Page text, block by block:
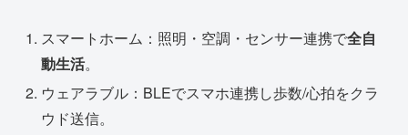
スマートホーム：照明・空調・センサー連携で全自
動生活。
ウェアラブル：BLEでスマホ連携し歩数/心拍をクラ
ウド送信。